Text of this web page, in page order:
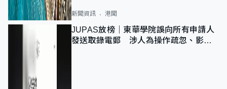
新聞資訊 港聞
JUPAS放榜｜東華學院誤向所有申請人
發送取錄電郵 涉人為操作疏忽、影響